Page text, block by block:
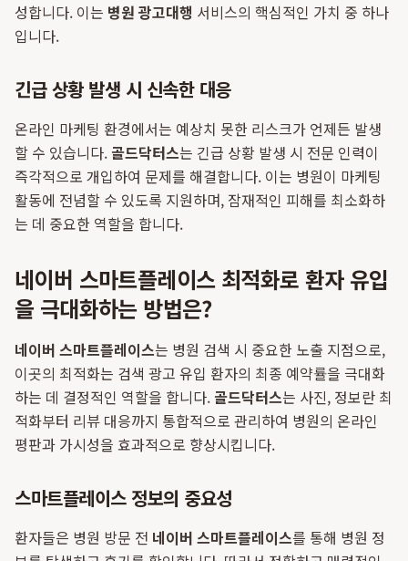
성합니다. 이는 병원 광고대행 서비스의 핵심적인 가치 중 하나
입니다.
긴급 상황 발생 시 신속한 대응
온라인 마케팅 환경에서는 예상치 못한 리스크가 언제든 발생
할 수 있습니다. 골드닥터스는 긴급 상황 발생 시 전문 인력이
즉각적으로 개입하여 문제를 해결합니다. 이는 병원이 마케팅
활동에 전념할 수 있도록 지원하며, 잠재적인 피해를 최소화하
는 데 중요한 역할을 합니다.
네이버 스마트플레이스 최적화로 환자 유입
을 극대화하는 방법은?
네이버 스마트플레이스는 병원 검색 시 중요한 노출 지점으로,
이곳의 최적화는 검색 광고 유입 환자의 최종 예약률을 극대화
하는 데 결정적인 역할을 합니다. 골드닥터스는 사진, 정보란 최
적화부터 리뷰 대응까지 통합적으로 관리하여 병원의 온라인
평판과 가시성을 효과적으로 향상시킵니다.
스마트플레이스 정보의 중요성
환자들은 병원 방문 전 네이버 스마트플레이스를 통해 병원 정